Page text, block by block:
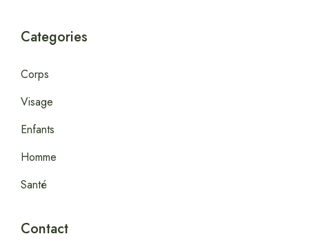
Categories
Corps
Visage
Enfants
Homme
Santé
Contact